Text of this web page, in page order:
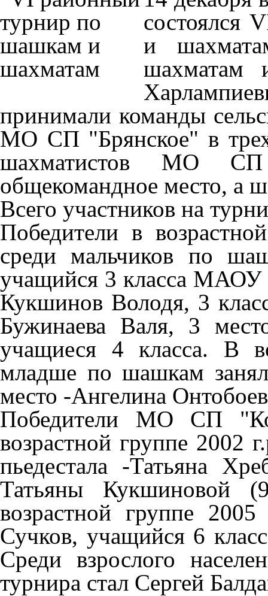
состоялся
и
шахматам
принимали команды
МО СП "Брянское" в
шахматистов МО СП
общекомандное место, а
Всего участников на
Победители в
среди мальчиков по
учащийся 3 класса
Кукшинов Володя, 3
Бужинаева Валя, 3
учащиеся 4 класса. В
младше по шашкам
место -Ангелина
Победители МО СП
возрастной группе 2002
пьедестала -Татьяна
Татьяны Кукшиновой
возрастной группе
Сучков, учащийся 6
Среди взрослого
турнира стал Сергей